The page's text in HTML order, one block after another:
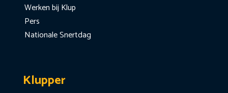
Werken bij Klup
Pers
Nationale Snertdag
Klupper